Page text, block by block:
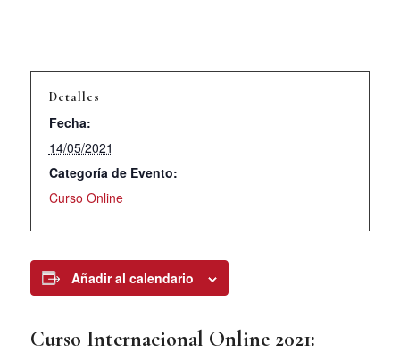
Detalles
Fecha:
14/05/2021
Categoría de Evento:
Curso Online
Añadir al calendario
Curso Internacional Online 2021: